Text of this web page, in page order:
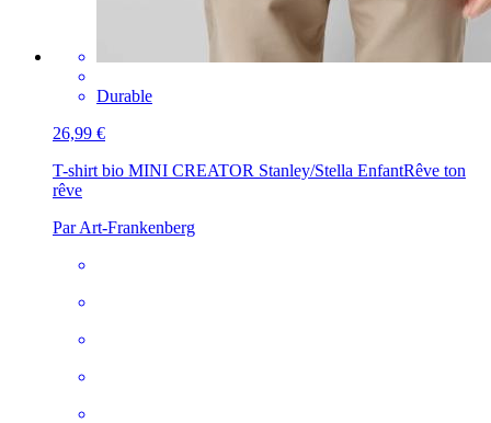
Durable
26,99 €
T-shirt bio MINI CREATOR Stanley/Stella EnfantRêve ton
rêve
Par Art-Frankenberg